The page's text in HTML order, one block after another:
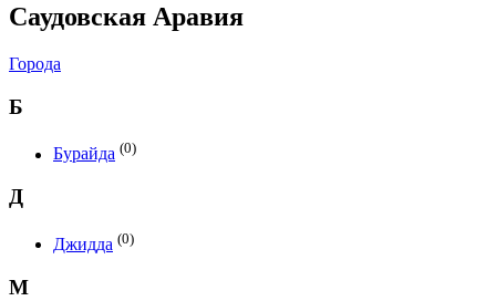
Саудовская Аравия
Города
Б
Бурайда (0)
Д
Джидда (0)
М